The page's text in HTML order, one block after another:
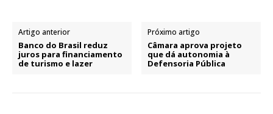
Artigo anterior
Banco do Brasil reduz
juros para financiamento
de turismo e lazer
Próximo artigo
Câmara aprova projeto
que dá autonomia à
Defensoria Pública